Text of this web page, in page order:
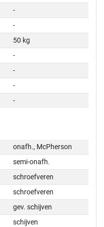
-
-
50 kg
-
-
-
-
onafh., McPherson
semi-onafh.
schroefveren
schroefveren
gev. schijven
schijven